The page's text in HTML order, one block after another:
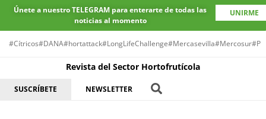
Únete a nuestro TELEGRAM para enterarte de todas las
noticias al momento
UNIRME
#Cítricos#DANA#hortattack#LongLifeChallenge#Mercasevilla#Mercosur
Revista del Sector Hortofrutícola
SUSCRÍBETE NEWSLETTER